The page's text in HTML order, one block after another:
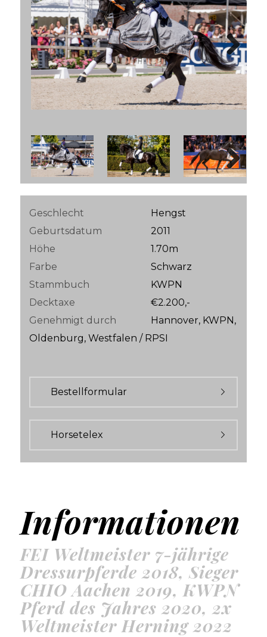
Next
Next
Geschlecht
Hengst
Geburtsdatum
2011
Höhe
1.70m
Farbe
Schwarz
Stammbuch
KWPN
Decktaxe
€2.200,-
Genehmigt durch
Hannover, KWPN,
Oldenburg, Westfalen / RPSI
Bestellformular
Horsetelex
Informationen
FEI Weltmeister 7-jährige
Dressurpferde 2018, Sieger
CHIO Aachen 2019, KWPN
Pferd des Jahres 2020, 2x
Weltmeister Herning 2022